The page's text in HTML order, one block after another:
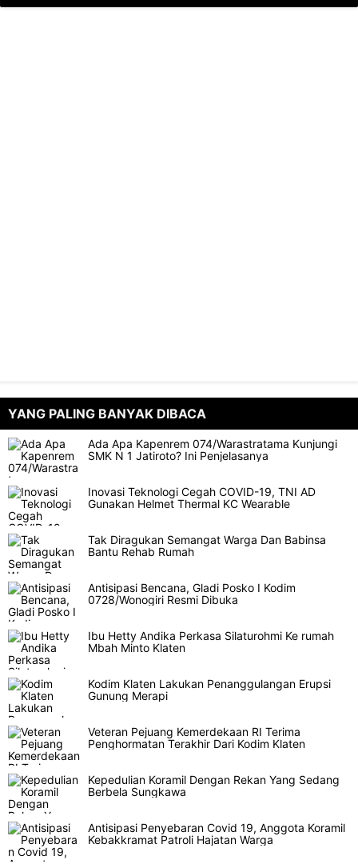
YANG PALING BANYAK DIBACA
Ada Apa Kapenrem 074/Warastratama Kunjungi
SMK N 1 Jatiroto? Ini Penjelasanya
Inovasi Teknologi Cegah COVID-19, TNI AD
Gunakan Helmet Thermal KC Wearable
Tak Diragukan Semangat Warga Dan Babinsa
Bantu Rehab Rumah
Antisipasi Bencana, Gladi Posko I Kodim
0728/Wonogiri Resmi Dibuka
Ibu Hetty Andika Perkasa Silaturohmi Ke rumah
Mbah Minto Klaten
Kodim Klaten Lakukan Penanggulangan Erupsi
Gunung Merapi
Veteran Pejuang Kemerdekaan RI Terima
Penghormatan Terakhir Dari Kodim Klaten
Kepedulian Koramil Dengan Rekan Yang Sedang
Berbela Sungkawa
Antisipasi Penyebaran Covid 19, Anggota Koramil
Kebakkramat Patroli Hajatan Warga